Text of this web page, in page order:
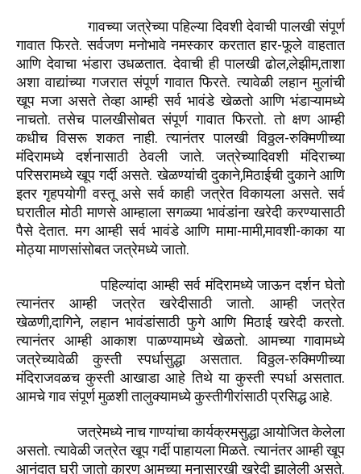
गावच्या जत्रेच्या पहिल्या दिवशी देवाची पालखी संपूर्ण
गावात फिरते.सर्वजण मनोभावे नमस्कार करतात हार-फूले वाहतात
आणि देवाचा भंडारा उधळतात.देवाची ही पालखी ढोल,लेझीम,ताशा
अशा वाद्यांच्या गजरात संपूर्ण गावात फिरते.त्यावेळी लहान मुलांची
खूप मजा असते तेव्हा आम्ही सर्व भावंडे खेळतो आणि भंडाऱ्यामध्ये
नाचतो.तसेच पालखीसोबत संपूर्ण गावात फिरतो.तो क्षण आम्ही
कधीच विसरू शकत नाही.त्यानंतर पालखी विठ्ठल-रुक्मिणीच्या
मंदिरामध्ये
दर्शनासाठी ठेवली जाते.जत्रेच्यादिवशी
मंदिराच्या
परिसरामध्ये खूप गर्दी असते.खेळण्यांची दुकाने,मिठाईची दुकाने आणि
इतर गृहपयोगी वस्तू असे सर्व काही जत्रेत विकायला असते.सर्व
घरातील मोठी माणसे आम्हाला सगळ्या भावंडांना खरेदी करण्यासाठी
पैसे देतात.मग आम्ही सर्व भावंडे आणि मामा-मामी,मावशी-काका या
मोठ्या माणसांसोबत जत्रेमध्ये जातो.
पहिल्यांदा आम्ही सर्व मंदिरामध्ये जाऊन दर्शन घेतो
त्यानंतर
आम्ही जत्रेत खरेदीसाठी जातो. आम्ही
जत्रेत
खेळणी,दागिने,लहान भावंडांसाठी फुगे आणि मिठाई खरेदी करतो.
त्यानंतर आम्ही आकाश पाळण्यामध्ये खेळतो. आमच्या गावामध्ये
जत्रेच्यावेळी
कुस्ती स्पर्धासुद्धा असतात.विठ्ठल-रुक्मिणीच्या
मंदिराजवळच कुस्ती आखाडा आहे तिथे या कुस्ती स्पर्धा असतात.
आमचे गाव संपूर्ण मुळशी तालुक्यामध्ये कुस्तीगीरांसाठी प्रसिद्ध आहे.
जत्रेमध्ये नाच गाण्यांचा कार्यक्रमसुद्धा आयोजित केलेला
असतो.त्यावेळी जत्रेत खूप गर्दी पाहायला मिळते.त्यानंतर आम्ही खूप
आनंदात घरी जातो कारण आमच्या मनासारखी खरेदी झालेली असते.